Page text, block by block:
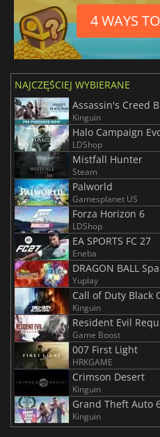
4 WAYS
NAJCZĘŚCIEJ WYBIERANE
Assassin's Creed
Kinguin
Halo Campaign
LDShop
Mistfall Hunter
Steam
Palworld
Gamesplanet US
Forza Horizon 6
LDShop
EA SPORTS FC 27
Eneba
Yuplay
Call of Duty Black
Kinguin
Resident Evil
Game Boost
007 First Light
HRKGAME
Crimson Desert
Kinguin
Grand Theft Auto
Kinguin